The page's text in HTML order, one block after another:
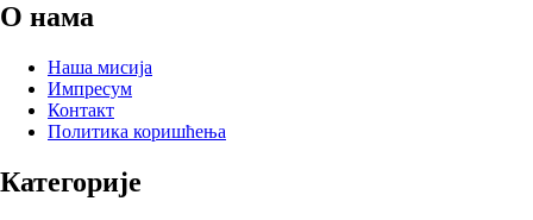
О нама
Наша мисија
Импресум
Контакт
Политика коришћења
Категорије